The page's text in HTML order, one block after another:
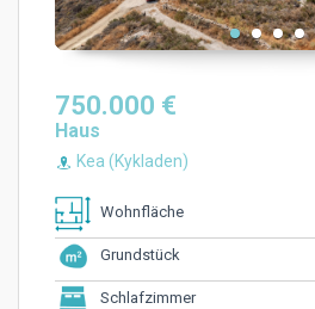
750.000 €
Haus
Kea (Kykladen)
Wohnfläche
Grundstück
Schlafzimmer